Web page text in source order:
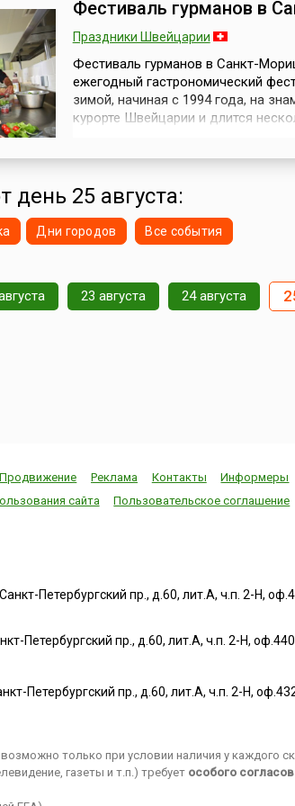
Фестиваль гурманов в
Праздники Швейцарии
Фестиваль гурманов в Санкт-
ежегодный гастрономический
зимой, начиная с 1994 года, на
курорте Швейцарии и длится
инфраструктурой....
день 25 августа:
Дни городов Все события
23 августа 24 августа
Продвижение Реклама Контакты
Информеры
сайта
Пользовательское соглашение
Петербургский пр., д.60, лит.А, ч.п. 2-Н,
Петербургский пр., д.60, лит.А, ч.п. 2-Н, оф.440
Петербургский пр., д.60, лит.А, ч.п. 2-Н,
только при условии наличия у каждого
газеты и т.п.) требует особого